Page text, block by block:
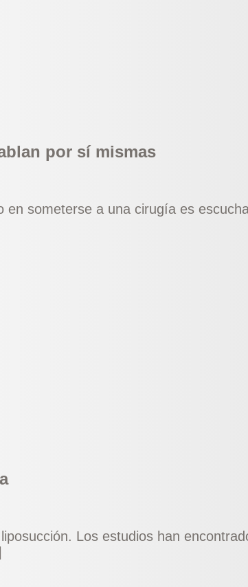
por sí mismas
someterse a una cirugía es
Los estudios han